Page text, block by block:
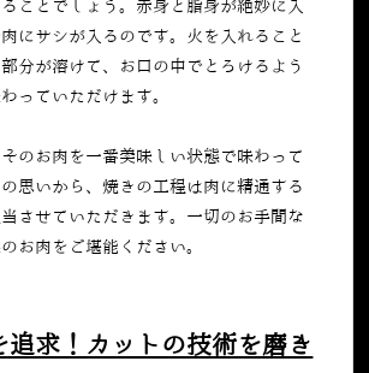
ことでしょう。赤身と脂身が絶妙に入
にサシが入るのです。火を入れること
分が溶けて、お口の中でとろけるよう
っていただけます。
のお肉を一番美味しい状態で味わって
思いから、焼きの工程は肉に精通する
させていただきます。一切のお手間な
お肉をご堪能ください。
追求！カットの技術を磨き